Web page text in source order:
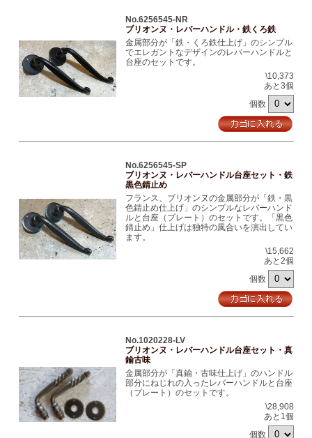
No.6256545-NR
ブリオンヌ・レバーハンドル・鉄くろ鉄
金属部分が「鉄・くろ鉄仕上げ」のシンプル
でエレガントなデザインのレバーハンドルと
台座のセットです。
\10,373
あと3個
個数
No.6256545-SP
ブリオンヌ・レバーハンドル台座セット・鉄
黒色錆止め
フランス、ブリオンヌの金属部分が「鉄・黒
色錆止め仕上げ」のシンプルなレバーハンド
ルと台座（プレート）のセットです。「黒色
錆止め」仕上げは独特の風合いを演出してい
ます。
\15,662
あと2個
個数
No.1020228-LV
ブリオンヌ・レバーハンドル台座セット・真
鍮古味
金属部分が「真鍮・古味仕上げ」のハンドル
部分にねじれの入ったレバーハンドルと台座
（プレート）のセットです。
\28,908
あと1個
個数